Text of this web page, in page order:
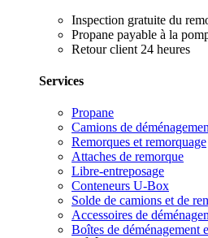
Inspection gratuite du
Propane payable à la
Retour client 24 heures
Services
Propane
Camions de
Remorques et remorquage
Attaches de remorque
Libre-entreposage
Conteneurs U-Box
Solde de camions et de
Accessoires de
Boîtes de déménagement